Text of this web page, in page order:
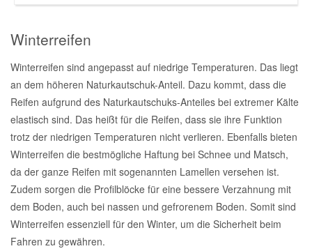
Winterreifen
Winterreifen sind angepasst auf niedrige Temperaturen. Das liegt
an dem höheren Naturkautschuk-Anteil. Dazu kommt, dass die
Reifen aufgrund des Naturkautschuks-Anteiles bei extremer Kälte
elastisch sind. Das heißt für die Reifen, dass sie ihre Funktion
trotz der niedrigen Temperaturen nicht verlieren. Ebenfalls bieten
Winterreifen die bestmögliche Haftung bei Schnee und Matsch,
da der ganze Reifen mit sogenannten Lamellen versehen ist.
Zudem sorgen die Profilblöcke für eine bessere Verzahnung mit
dem Boden, auch bei nassen und gefrorenem Boden. Somit sind
Winterreifen essenziell für den Winter, um die Sicherheit beim
Fahren zu gewähren.
Mercedes Ersatzteile
Mini Ersatzteile
Mitsubishi Ersatzteile
Nissan Ersatzteile
Porsche Ersatzteile